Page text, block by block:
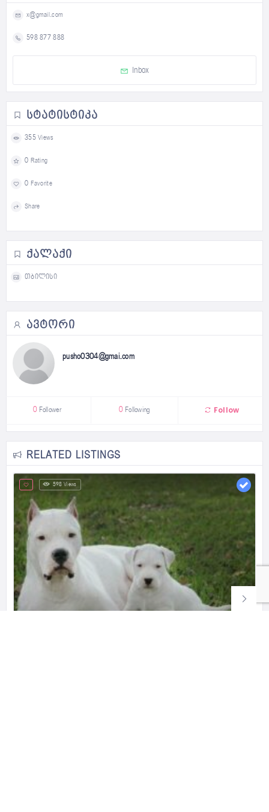
x@gmail.com
598 877 888
Inbox
ᲡᲢᲐᲢᲘᲡᲢᲘᲙᲐ
355 Views
0 Rating
0 Favorite
Share
ᲥᲐᲚᲐᲥᲘ
თბილისი
ᲐᲕᲢᲝᲠᲘ
pusho0304@gmai.com
0 Follower 0 Following Follow
RELATED LISTINGS
598 Views